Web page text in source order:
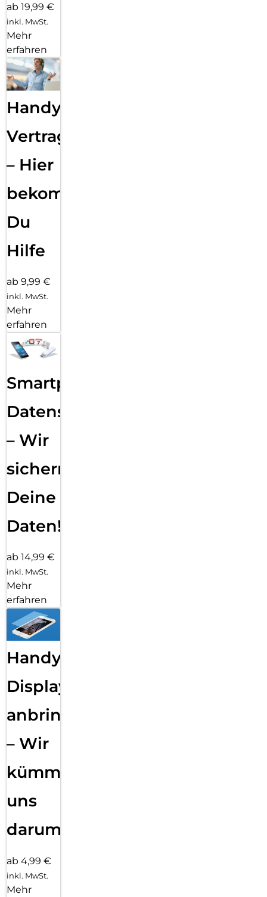
ab 19,99 €
inkl. MwSt.
Mehr
erfahren
Handy
Vertragsabwicklung
– Hier
bekommst
Du
Hilfe
ab 9,99 €
inkl. MwSt.
Mehr
erfahren
Smartphone
Datensicherung
– Wir
sichern
Deine
Daten!
ab 14,99 €
inkl. MwSt.
Mehr
erfahren
Handy
Displayfolie
anbringen
– Wir
kümmern
uns
darum!
ab 4,99 €
inkl. MwSt.
Mehr